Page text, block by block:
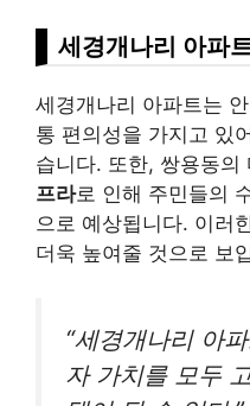
세경개나리 아파
세경개나리 아파트는
통 편의성을 가지고 있
습니다. 또한, 쌍용동의
프라로 인해 주민들의
으로 예상됩니다. 이러
더욱 높여줄 것으로 보
“세경개나리 아
자 가치를 모두